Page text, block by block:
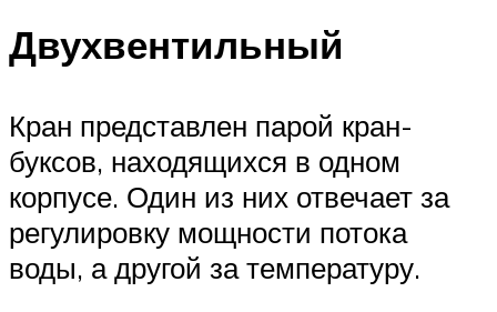
Двухвентильный
Кран представлен парой кран-
буксов, находящихся в одном
корпусе. Один из них отвечает за
регулировку мощности потока
воды, а другой за температуру.